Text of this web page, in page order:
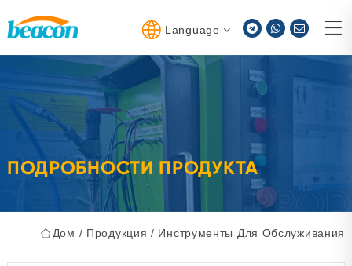
Language
ПОДРОБНОСТИ ПРОДУКТА
Дом / Продукция / Инструменты Для Обслуживания